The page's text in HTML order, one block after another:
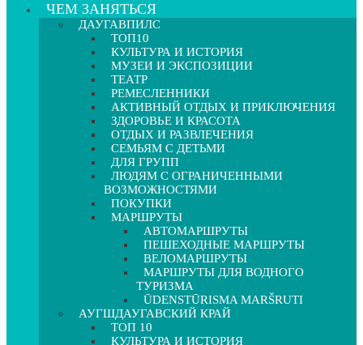
ЧЕМ ЗАНЯТЬСЯ
ДАУГАВПИЛС
ТОП10
КУЛЬТУРА И ИСТОРИЯ
МУЗЕИ И ЭКСПОЗИЦИИ
ТЕАТР
РЕМЕСЛЕННИКИ
АКТИВНЫЙ ОТДЫХ И ПРИКЛЮЧЕНИЯ
ЗДОРОВЬЕ И КРАСОТА
ОТДЫХ И РАЗВЛЕЧЕНИЯ
СЕМЬЯМ С ДЕТЬМИ
ДЛЯ ГРУПП
ЛЮДЯМ С ОГРАНИЧЕННЫМИ
ВОЗМОЖНОСТЯМИ
ПОКУПКИ
МАРШРУТЫ
АВТОМАРШРУТЫ
ПЕШЕХОДНЫЕ МАРШРУТЫ
ВЕЛОМАРШРУТЫ
МАРШРУТЫ ДЛЯ ВОДНОГО
ТУРИЗМА
ŪDENSTŪRISMA MARŠRUTI
АУГШДАУГАВСКИЙ КРАЙ
ТОП 10
КУЛЬТУРА И ИСТОРИЯ